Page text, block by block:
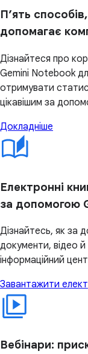
П’ять
допомагає
Дізнайтеся про
Gemini Notebook
отримувати
цікавішим за
Докладніше
Електронні
за допомогою
Дізнайтесь, як за
документи, відео й
інформаційний
Завантажити
Вебінари: